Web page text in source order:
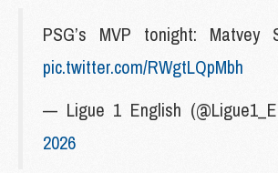
PSG’s MVP tonight:
pic.twitter.com/RWgtLQpMbh
— Ligue 1 English
2026